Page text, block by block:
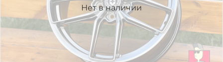
Нет в наличии